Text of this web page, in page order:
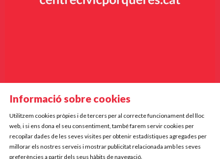
Diapositiva 2 de 9
Mercè Rodoreda, 5
17834 Porqueres
Informació sobre cookies
Utilitzem cookies pròpies i de tercers per al correcte funcionament del lloc
web, i si ens dona el seu consentiment, també farem servir cookies per
recopilar dades de les seves visites per obtenir estadístiques agregades per
millorar els nostres serveis i mostrar publicitat relacionada amb les seves
preferències a partir dels seus hàbits de navegació.